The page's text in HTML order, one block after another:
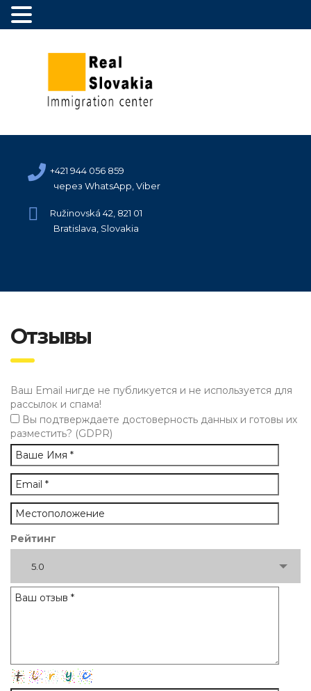
+421 944 056 859
через WhatsApp, Viber
Ružinovská 42, 821 01
Bratislava, Slovakia
Отзывы
Ваш Email нигде не публикуется и не используется для
рассылок и спама!
Вы подтверждаете достоверность данных и готовы их
разместить? (GDPR)
Рейтинг
5.0